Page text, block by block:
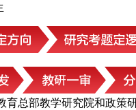
育总部教学研究院和政策